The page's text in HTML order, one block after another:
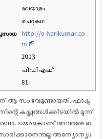
മലയാളം
ചെറുകഥ
http://e-harikumar.co
m
2013
പിഡിഎഫ്
81
ആ സംഭവമുണ്ടായത്. ഫാക്ട
കഷ്ണങ്ങൾക്കിടയിൽ മൂന്ന്
ഭയംകൊണ്ട് അവരുടെ ഇ
അന്യോന്യം